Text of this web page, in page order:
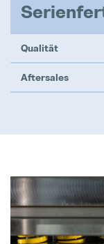
Qualität
Aftersales